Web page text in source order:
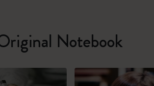
Notebook